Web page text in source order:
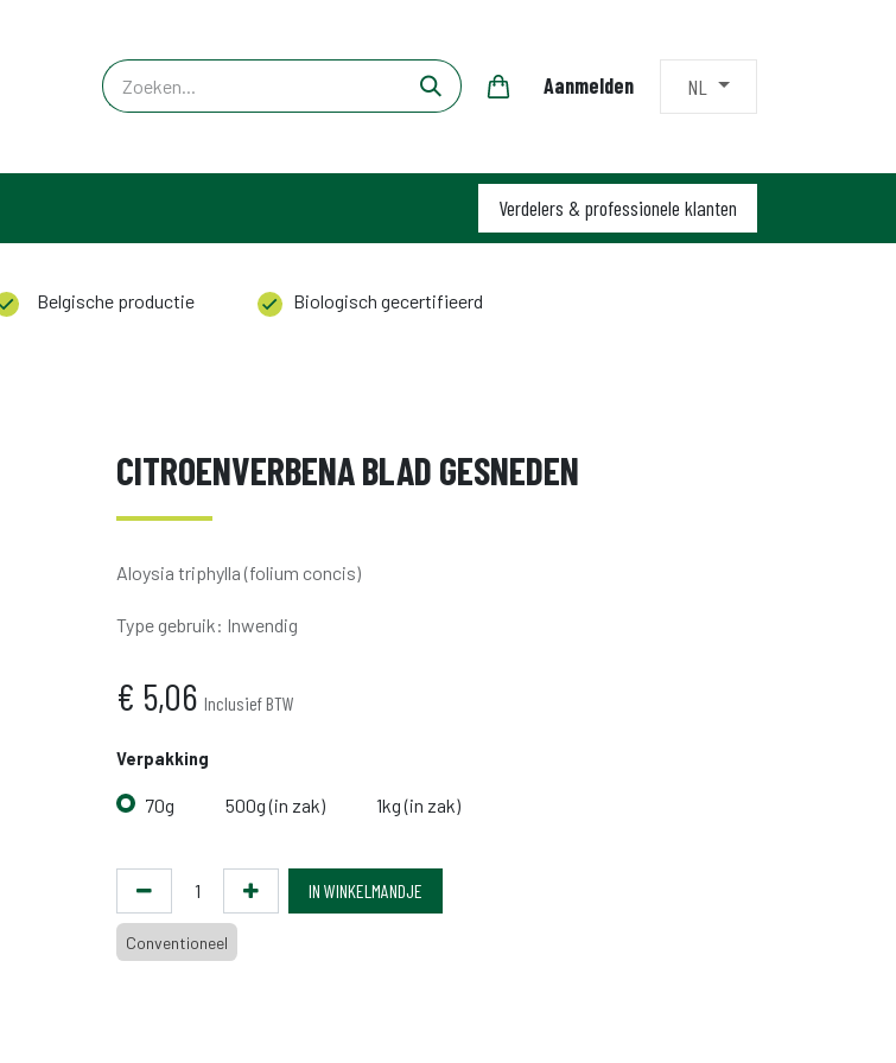
Aanmelden NL
Verdelers & profession​​ele klanten
Belgische productie Biologisch gecertifieerd
CITROENVERBENA BLAD GESNEDEN
Aloysia triphylla (folium concis)
Type gebruik: Inwendig
€ 5,06 Inclusief BTW
Verpakking
70g 500g (in zak) 1kg (in zak)
IN WINKELMANDJE
Conventioneel